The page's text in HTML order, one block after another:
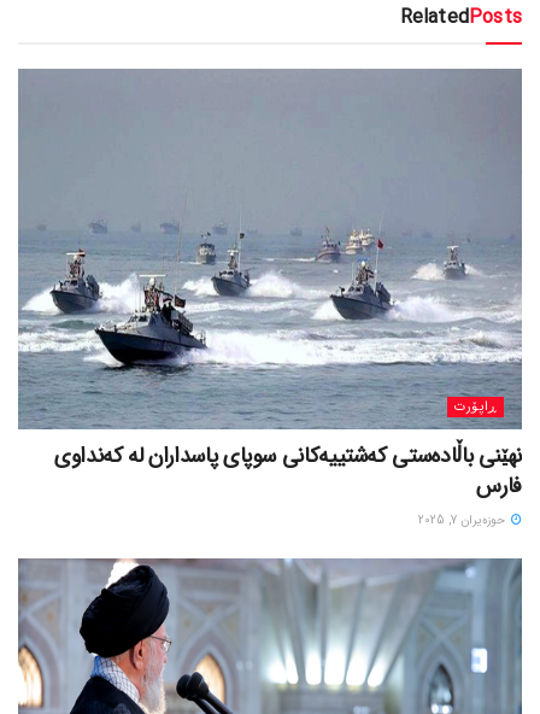
RelatedPosts
ڕاپۆرت
نهێنی باڵادەستی کەشتییەکانی سوپای پاسداران لە کەنداوی
فارس
حوزه‌یران 7, 2025